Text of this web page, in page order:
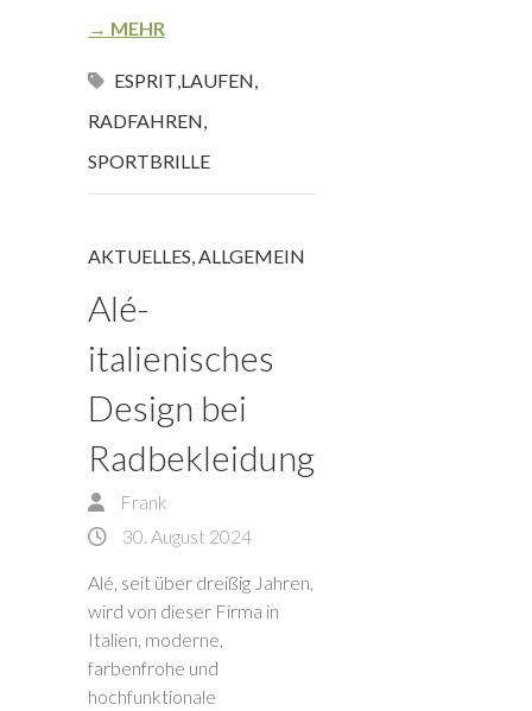
→ MEHR
ESPRIT,LAUFEN,
RADFAHREN,
SPORTBRILLE
AKTUELLES,ALLGEMEIN
Alé-
italienisches
Design bei
Radbekleidung
Frank
30. August 2024
Alé, seit über dreißig Jahren,
wird von dieser Firma in
Italien, moderne,
farbenfrohe und
hochfunktionale